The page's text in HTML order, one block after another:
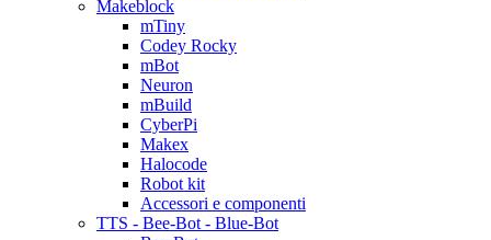
Makeblock
mTiny
Codey Rocky
mBot
Neuron
mBuild
CyberPi
Makex
Halocode
Robot kit
Accessori e componenti
TTS - Bee-Bot - Blue-Bot